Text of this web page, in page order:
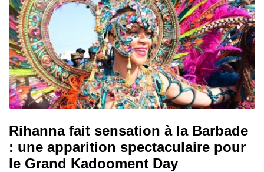
Rihanna fait sensation à la Barbade
: une apparition spectaculaire pour
le Grand Kadooment Day